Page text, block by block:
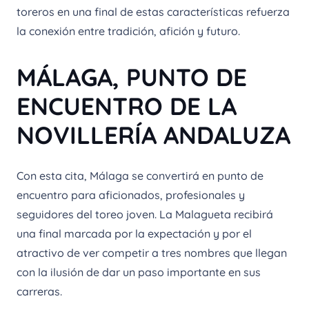
toreros en una final de estas características refuerza
la conexión entre tradición, afición y futuro.
MÁLAGA, PUNTO DE
ENCUENTRO DE LA
NOVILLERÍA ANDALUZA
Con esta cita, Málaga se convertirá en punto de
encuentro para aficionados, profesionales y
seguidores del toreo joven. La Malagueta recibirá
una final marcada por la expectación y por el
atractivo de ver competir a tres nombres que llegan
con la ilusión de dar un paso importante en sus
carreras.